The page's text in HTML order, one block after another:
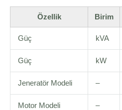
Özellik Birim
Güç kVA
Güç kW
Jeneratör Modeli –
Motor Modeli –